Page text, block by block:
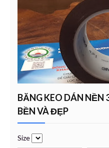
BĂNG KEO DÁN NỀN
BỀN VÀ ĐẸP
Size